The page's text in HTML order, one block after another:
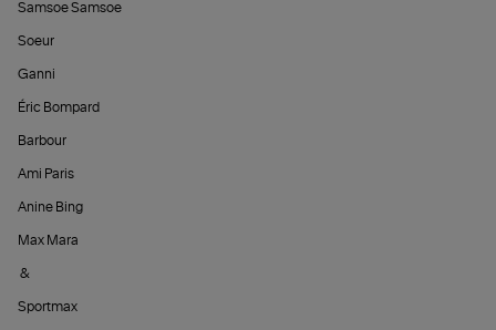
Samsoe Samsoe
Soeur
Ganni
Éric Bompard
Barbour
Ami Paris
Anine Bing
Max Mara
&
Sportmax